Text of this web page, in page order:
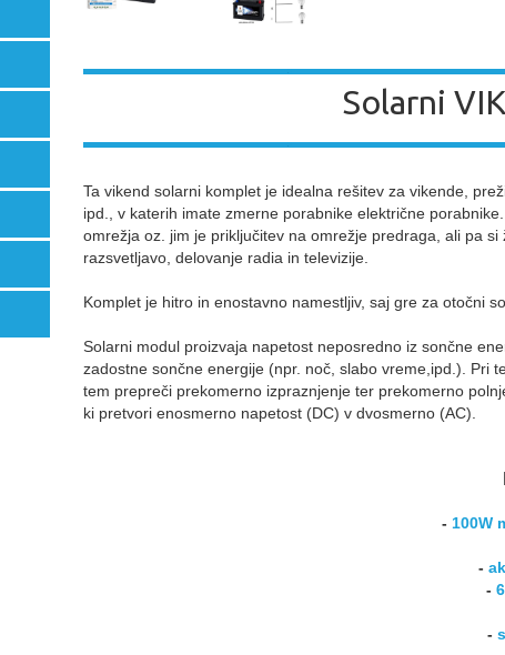
Solarni
Ta vikend solarni komplet je idealna rešitev za vikende,
ipd., v katerih imate zmerne porabnike električne
omrežja oz. jim je priključitev na omrežje predraga, ali pa
razsvetljavo, delovanje radia in televizije.
Komplet je hitro in enostavno namestljiv, saj gre za otočni
Solarni modul proizvaja napetost neposredno iz sončne
zadostne sončne energije (npr. noč, slabo vreme,ipd.). Pri
tem prepreči prekomerno izpraznjenje ter prekomerno
ki pretvori enosmerno napetost (DC) v dvosmerno (AC).
- 100W
-
-
-